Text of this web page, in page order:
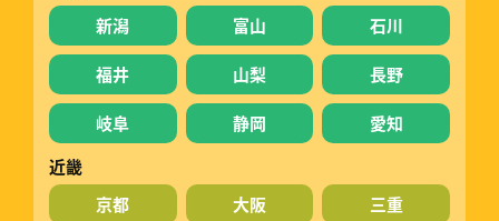
新潟
富山 石川
福井 山梨 長野
岐阜 静岡
愛知
近畿
京都
大阪 三重